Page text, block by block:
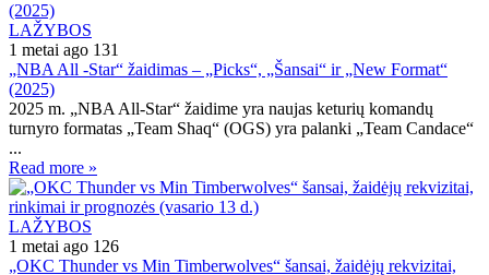
LAŽYBOS
1 metai ago 131
„NBA All -Star“ žaidimas – „Picks“, „Šansai“ ir „New Format“
(2025)
2025 m. „NBA All-Star“ žaidime yra naujas keturių komandų
turnyro formatas „Team Shaq“ (OGS) yra palanki „Team Candace“
...
Read more »
LAŽYBOS
1 metai ago 126
„OKC Thunder vs Min Timberwolves“ šansai, žaidėjų rekvizitai,